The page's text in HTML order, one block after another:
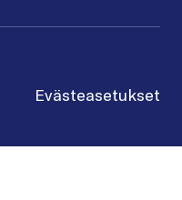
Evästeasetukset